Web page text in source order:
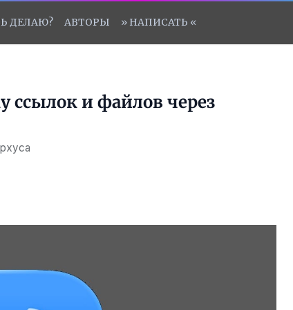
ДЕЛАЮ? АВТОРЫ » НАПИСАТЬ «
ссылок и файлов через